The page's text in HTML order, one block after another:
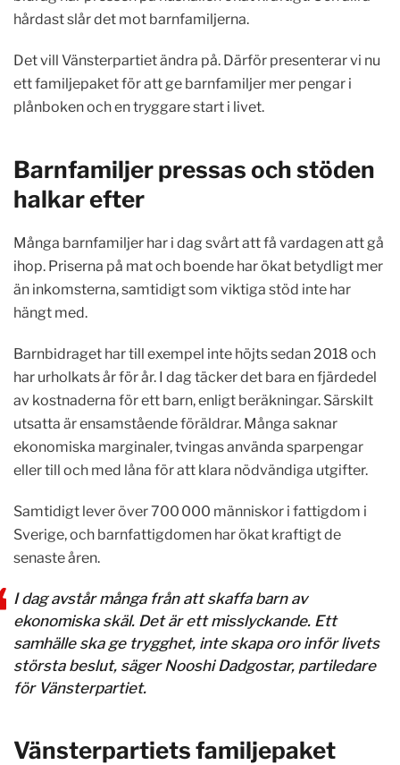
hårdast slår det mot barnfamiljerna.
Det vill Vänsterpartiet ändra på. Därför presenterar vi nu
ett familjepaket för att ge barnfamiljer mer pengar i
plånboken och en tryggare start i livet.
Barnfamiljer pressas och stöden
halkar efter
Många barnfamiljer har i dag svårt att få vardagen att gå
ihop. Priserna på mat och boende har ökat betydligt mer
än inkomsterna, samtidigt som viktiga stöd inte har
hängt med.
Barnbidraget har till exempel inte höjts sedan 2018 och
har urholkats år för år. I dag täcker det bara en fjärdedel
av kostnaderna för ett barn, enligt beräkningar. Särskilt
utsatta är ensamstående föräldrar. Många saknar
ekonomiska marginaler, tvingas använda sparpengar
eller till och med låna för att klara nödvändiga utgifter.
Samtidigt lever över 700 000 människor i fattigdom i
Sverige, och barnfattigdomen har ökat kraftigt de
senaste åren.
I dag avstår många från att skaffa barn av
ekonomiska skäl. Det är ett misslyckande. Ett
samhälle ska ge trygghet, inte skapa oro inför livets
största beslut, säger Nooshi Dadgostar, partiledare
för Vänsterpartiet.
Vänsterpartiets familjepaket